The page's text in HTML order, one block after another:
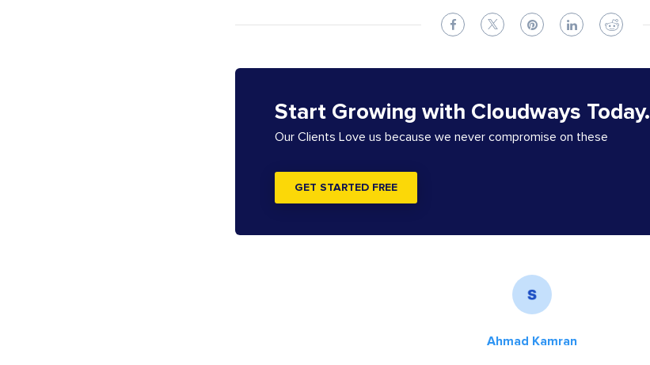
Start Growing with Cloudways Today.
Our Clients Love us because we never compromise on these
GET STARTED FREE
Ahmad Kamran